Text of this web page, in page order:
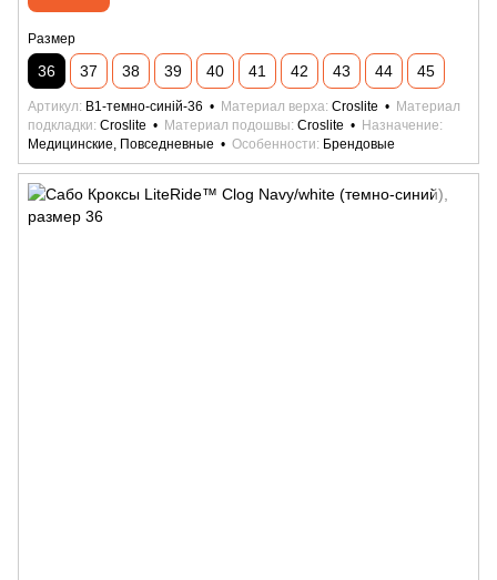
Размер
36 37 38 39 40 41 42 43 44 45
Артикул B1-темно-синій-36 Материал верха Croslite
Материал
подкладки Croslite Материал подошвы Croslite
Назначение
Медицинские, Повседневные
Особенности Брендовые